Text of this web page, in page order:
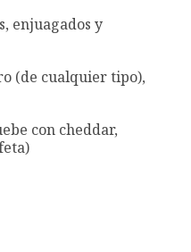
enjuagados y
(de cualquier tipo),
con cheddar,